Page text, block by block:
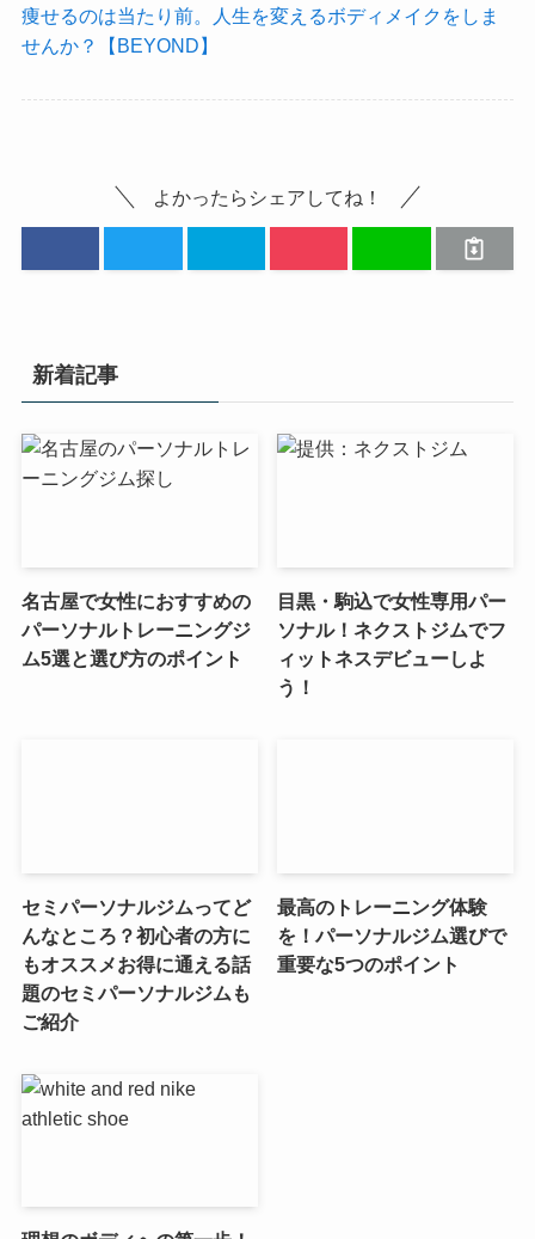
痩せるのは当たり前。人生を変えるボディメイクをしま
せんか？【BEYOND】
よかったらシェアしてね！
新着記事
名古屋で女性におすすめの
パーソナルトレーニングジ
ム5選と選び方のポイント
目黒・駒込で女性専用パー
ソナル！ネクストジムでフ
ィットネスデビューしよ
う！
セミパーソナルジムってど
んなところ？初心者の方に
もオススメお得に通える話
題のセミパーソナルジムも
ご紹介
最高のトレーニング体験
を！パーソナルジム選びで
重要な5つのポイント